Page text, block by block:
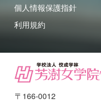
個人情報保護指針
利用規約
〒166-0012